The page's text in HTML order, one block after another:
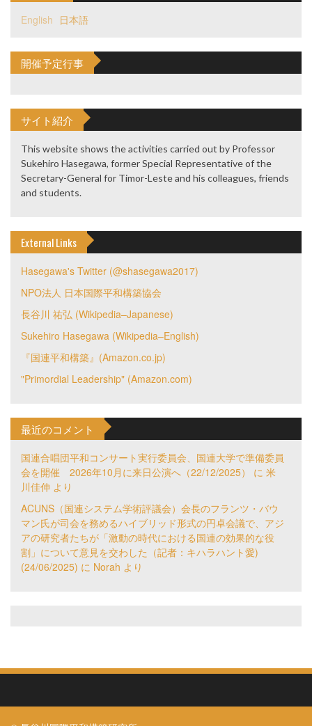
English 日本語
開催予定行事
サイト紹介
This website shows the activities carried out by Professor
Sukehiro Hasegawa, former Special Representative of the
Secretary-General for Timor-Leste and his colleagues, friends
and students.
External Links
Hasegawa's Twitter (@shasegawa2017)
NPO法人 日本国際平和構築協会
長谷川 祐弘 (Wikipedia–Japanese)
Sukehiro Hasegawa (Wikipedia–English)
『国連平和構築』(Amazon.co.jp)
"Primordial Leadership" (Amazon.com)
最近のコメント
国連合唱団平和コンサート実行委員会、国連大学で準備委員
会を開催 2026年10月に来日公演へ（22/12/2025）
に 米
川佳伸 より
ACUNS（国連システム学術評議会）会長のフランツ・バウ
マン氏が司会を務めるハイブリッド形式の円卓会議で、アジ
アの研究者たちが「激動の時代における国連の効果的な役
割」について意見を交わした（記者：キハラハント愛)
(24/06/2025) に Norah より